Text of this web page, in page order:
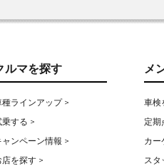
ルマを探す
種ラインアップ >
乗する >
ャンペーン情報 >
店を探す >
メ
車検
定期
カー
スタ